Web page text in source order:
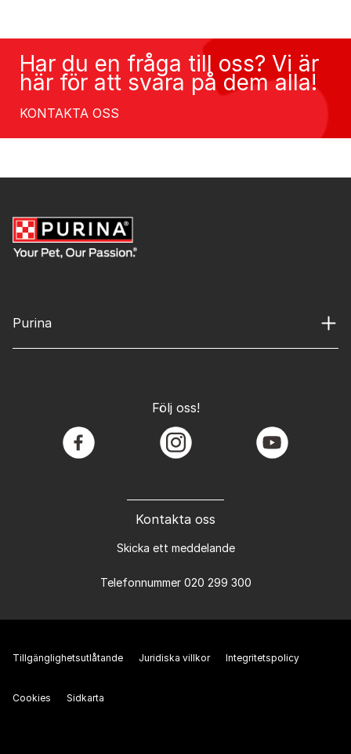
Har du en fråga till oss? Vi är
här för att svara på dem alla!
KONTAKTA OSS
Purina
Kontakta oss
Skicka ett meddelande
Telefonnummer 020 299 300
Följ oss!
facebook instagram youtube
Tillgänglighetsutlåtande Juridiska villkor Integritetspolicy
Cookies Sidkarta